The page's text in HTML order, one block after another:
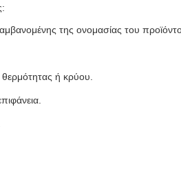
της ονομασίας του
ή κρύου.